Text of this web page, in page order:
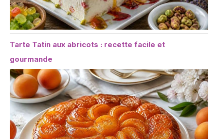
Tarte Tatin aux abricots : recette facile et
gourmande